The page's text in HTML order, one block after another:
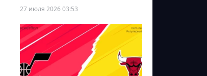
27 июля 2026 03:53